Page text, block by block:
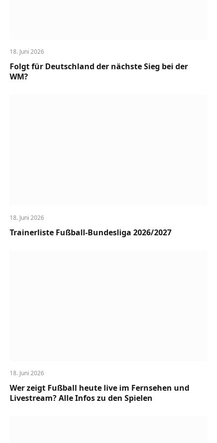
18. Juni 2026
Folgt für Deutschland der nächste Sieg bei der
WM?
18. Juni 2026
Trainerliste Fußball-Bundesliga 2026/2027
18. Juni 2026
Wer zeigt Fußball heute live im Fernsehen und
Livestream? Alle Infos zu den Spielen